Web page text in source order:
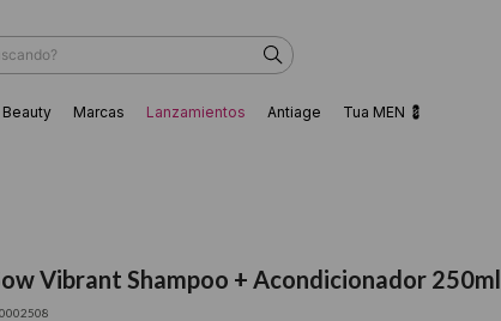
Beauty Marcas Lanzamientos Antiage Tua MEN 💈
Vibrant Shampoo + Acondicionador 250ml